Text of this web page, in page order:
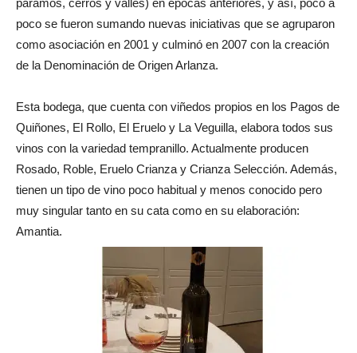
poco se fueron sumando nuevas iniciativas que se agruparon
como asociación en 2001 y culminó en 2007 con la creación
de la Denominación de Origen Arlanza.
Esta bodega, que cuenta con viñedos propios en los Pagos de
Quiñones, El Rollo, El Eruelo y La Veguilla, elabora todos sus
vinos con la variedad tempranillo. Actualmente producen
Rosado, Roble, Eruelo Crianza y Crianza Selección. Además,
tienen un tipo de vino poco habitual y menos conocido pero
muy singular tanto en su cata como en su elaboración:
Amantia.